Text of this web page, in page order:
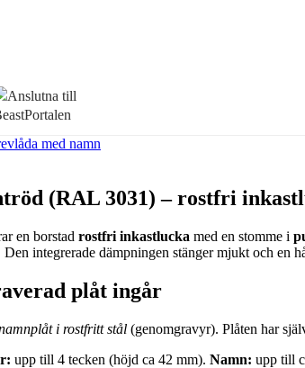
med namn
(RAL 3031) – rostfri
en borstad rostfri inkastlucka med en stomme i
integrerade dämpningen stänger mjukt och en
plåt ingår
i rostfritt stål (genomgravyr). Plåten har
upp till 4 tecken (höjd ca 42 mm). Namn: upp till